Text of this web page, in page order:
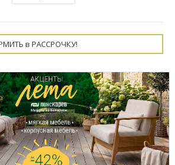
в РАССРОЧКУ!